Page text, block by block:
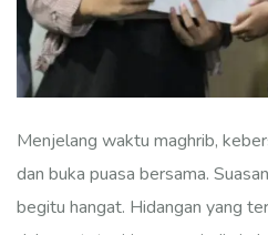
Menjelang waktu maghrib,
dan buka puasa bersama.
begitu hangat. Hidangan yang